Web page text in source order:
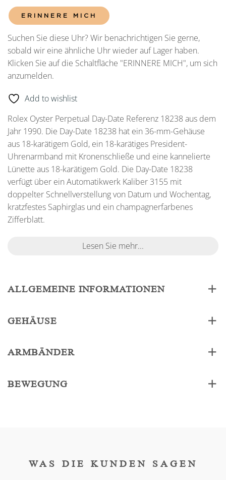
ERINNERE MICH
Suchen Sie diese Uhr? Wir benachrichtigen Sie gerne,
sobald wir eine ähnliche Uhr wieder auf Lager haben.
Klicken Sie auf die Schaltfläche "ERINNERE MICH", um sich
anzumelden.
Add to wishlist
Rolex Oyster Perpetual Day-Date Referenz 18238 aus dem
Jahr 1990. Die Day-Date 18238 hat ein 36-mm-Gehäuse
aus 18-karätigem Gold, ein 18-karätiges President-
Uhrenarmband mit Kronenschließe und eine kannelierte
Lünette aus 18-karätigem Gold. Die Day-Date 18238
verfügt über ein Automatikwerk Kaliber 3155 mit
doppelter Schnellverstellung von Datum und Wochentag,
kratzfestes Saphirglas und ein champagnerfarbenes
Zifferblatt.
Lesen Sie mehr...
ALLGEMEINE INFORMATIONEN
GEHÄUSE
ARMBÄNDER
BEWEGUNG
WAS DIE KUNDEN SAGEN